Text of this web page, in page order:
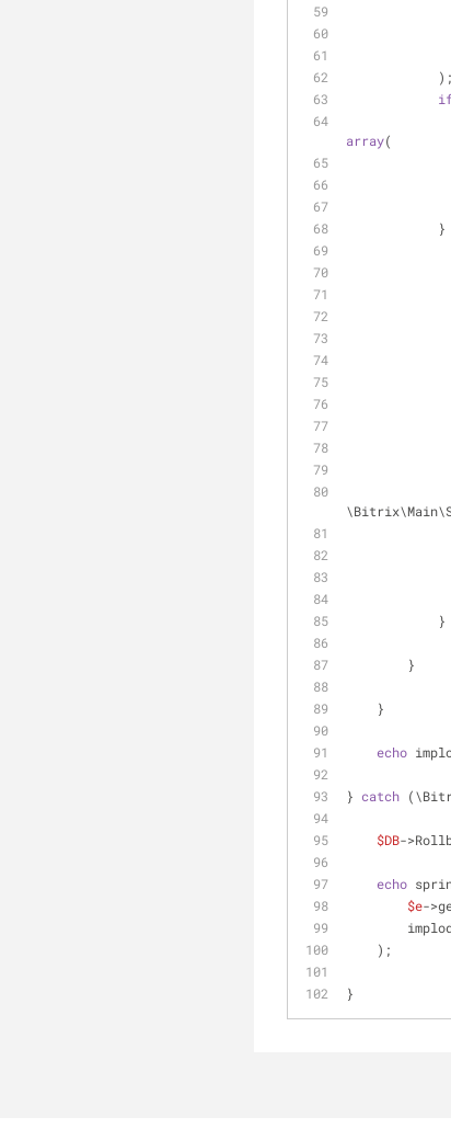
            );
array(
            }
            }
        }
    }
echo
} catch
$DB-
echo
$e-
    );
}